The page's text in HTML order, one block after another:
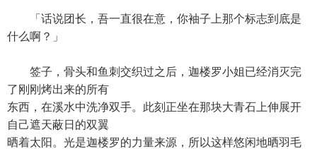
「话说团长，吾一直很在意，你袖子上那个标志到底是
什么啊？」
签子，骨头和鱼刺交织过之后，迦楼罗小姐已经消灭完
了刚刚烤出来的所有
东西，在溪水中洗净双手。此刻正坐在那块大青石上伸展开
自己遮天蔽日的双翼
晒着太阳。光是迦楼罗的力量来源，所以这样悠闲地晒羽毛